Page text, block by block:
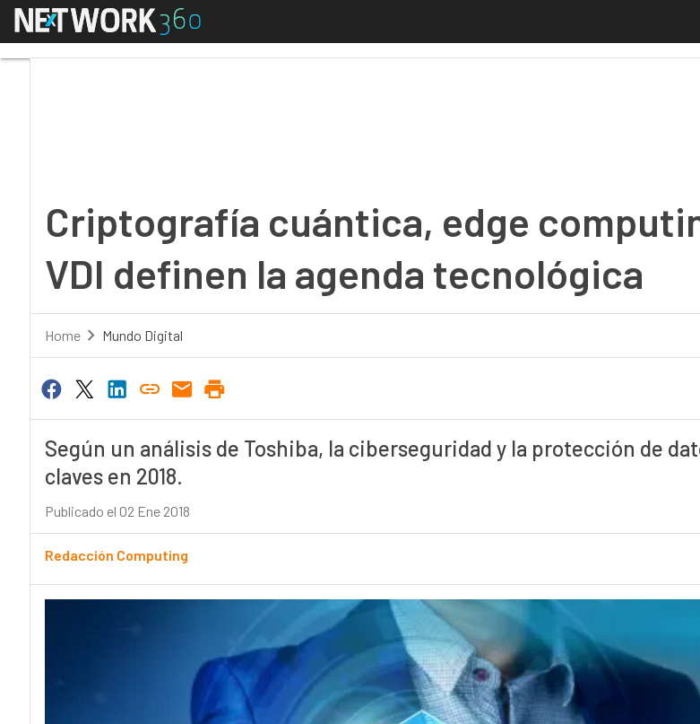
Menú
Criptografía cuántica, edge
VDI definen la agenda tecnológica
Home Mundo Digital
Según un análisis de Toshiba, la ciberseguridad y la protección de
claves en 2018.
Publicado el 02 Ene 2018
Redacción Computing